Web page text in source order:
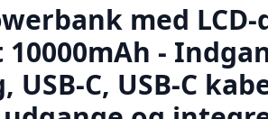
med
-
C, USB-C